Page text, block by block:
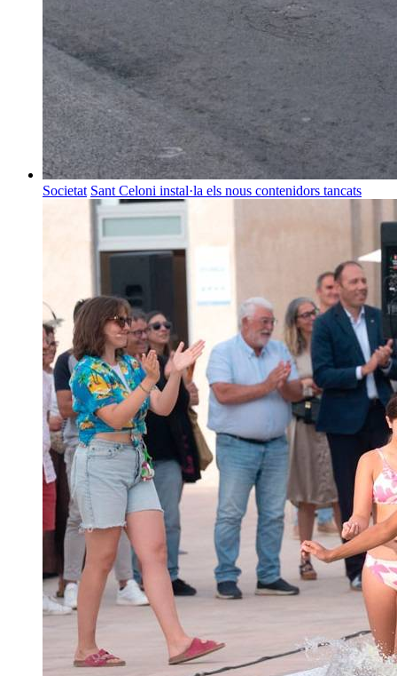
Societat Sant Celoni instal·la els nous contenidors tancats